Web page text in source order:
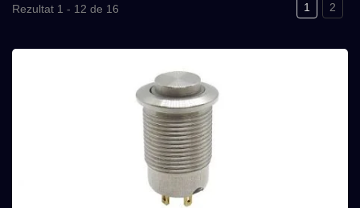
Rezultat 1 - 12 de 16 1 2